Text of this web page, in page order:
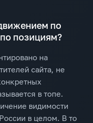
по
позициям?
на
сайта, не
в топе.
видимости
в целом. В то